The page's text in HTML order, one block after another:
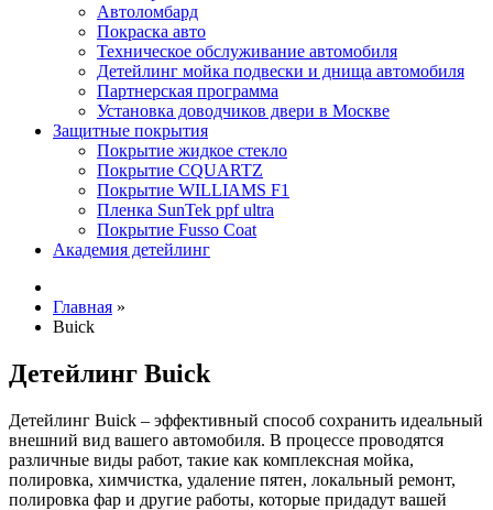
Автоломбард
Покраска авто
Техническое обслуживание автомобиля
Детейлинг мойка подвески и днища автомобиля
Партнерская программа
Установка доводчиков двери в Москве
Защитные покрытия
Покрытие жидкое стекло
Покрытие CQUARTZ
Покрытие WILLIAMS F1
Пленка SunTek ppf ultra
Покрытие Fusso Coat
Академия детейлинг
Главная »
Buick
Детейлинг Buick
Детейлинг Buick – эффективный способ сохранить идеальный
внешний вид вашего автомобиля. В процессе проводятся
различные виды работ, такие как комплексная мойка,
полировка, химчистка, удаление пятен, локальный ремонт,
полировка фар и другие работы, которые придадут вашей